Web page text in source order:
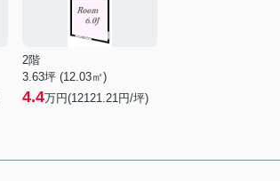
2階
3.63坪 (12.03㎡)
4.4万円(12121.21円/坪)